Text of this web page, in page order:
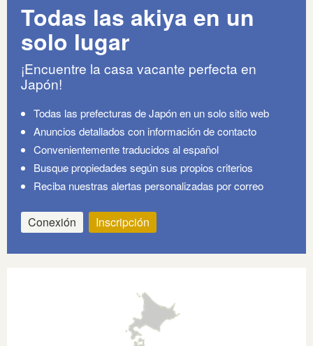
Todas las akiya en un
solo lugar
¡Encuentre la casa vacante perfecta en
Japón!
Todas las prefecturas de Japón en un solo sitio web
Anuncios detallados con información de contacto
Convenientemente traducidos al español
Busque propiedades según sus propios criterios
Reciba nuestras alertas personalizadas por correo
Conexión Inscripción